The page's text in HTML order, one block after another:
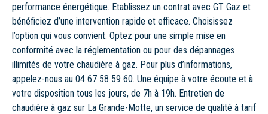
performance énergétique. Etablissez un contrat avec GT Gaz et
bénéficiez d’une intervention rapide et efficace. Choisissez
l’option qui vous convient. Optez pour une simple mise en
conformité avec la réglementation ou pour des dépannages
illimités de votre chaudière à gaz. Pour plus d’informations,
appelez-nous au 04 67 58 59 60. Une équipe à votre écoute et à
votre disposition tous les jours, de 7h à 19h. Entretien de
chaudière à gaz sur La Grande-Motte, un service de qualité à tarif